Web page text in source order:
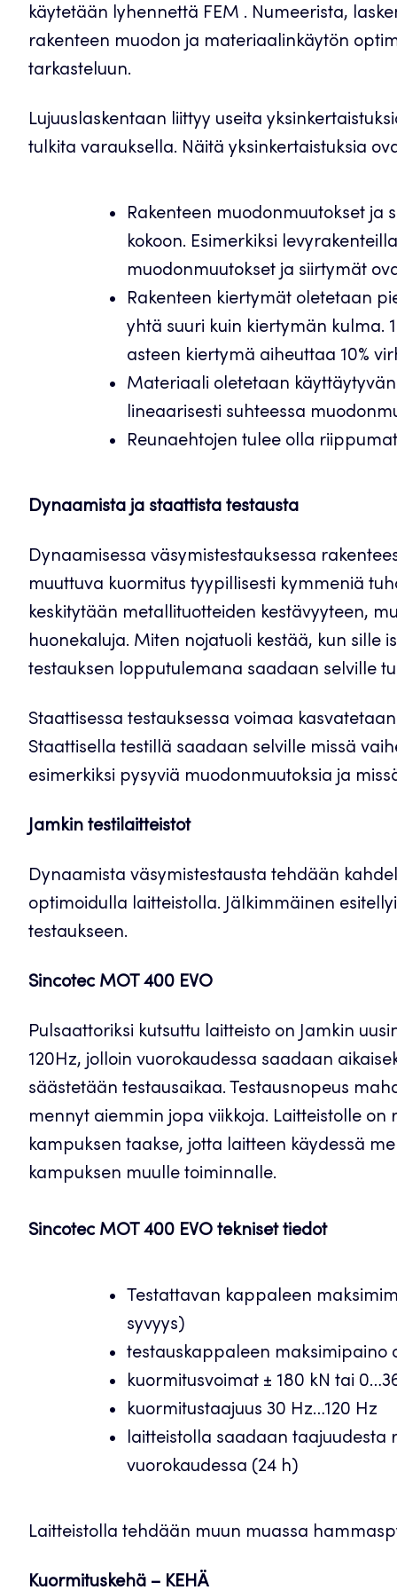
käytetään lyhennettä FEM . Numeerista,
rakenteen muodon ja materiaalinkäytön
tarkasteluun.
Lujuuslaskentaan liittyy useita
tulkita varauksella. Näitä yksinkertaistuksia
Rakenteen muodonmuutokset ja
kokoon. Esimerkiksi
muodonmuutokset ja siirtymät
Rakenteen kiertymät oletetaan
yhtä suuri kuin kiertymän kulma.
asteen kiertymä aiheuttaa 10%
Materiaali oletetaan
lineaarisesti suhteessa
Reunaehtojen tulee olla
Dynaamista ja staattista testausta
Dynaamisessa väsymistestauksessa
muuttuva kuormitus tyypillisesti kymmeniä
keskitytään metallituotteiden kestävyyteen,
huonekaluja. Miten nojatuoli kestää, kun sille
testauksen lopputulemana saadaan selville
Staattisessa testauksessa voimaa
Staattisella testillä saadaan selville missä
esimerkiksi pysyviä muodonmuutoksia ja
Jamkin testilaitteistot
Dynaamista väsymistestausta tehdään
optimoidulla laitteistolla. Jälkimmäinen
testaukseen.
Sincotec MOT 400 EVO
Pulsaattoriksi kutsuttu laitteisto on Jamkin
120Hz, jolloin vuorokaudessa saadaan
säästetään testausaikaa. Testausnopeus
mennyt aiemmin jopa viikkoja. Laitteistolle
kampuksen taakse, jotta laitteen käydessä
kampuksen muulle toiminnalle.
Sincotec MOT 400 EVO tekniset tiedot
Testattavan kappaleen
syvyys)
testauskappaleen maksimipaino
kuormitusvoimat ± 180 kN tai
kuormitustaajuus 30 Hz…120 Hz
laitteistolla saadaan taajuudesta
vuorokaudessa (24 h)
Laitteistolla tehdään muun muassa
Kuormituskehä – KEHÄ